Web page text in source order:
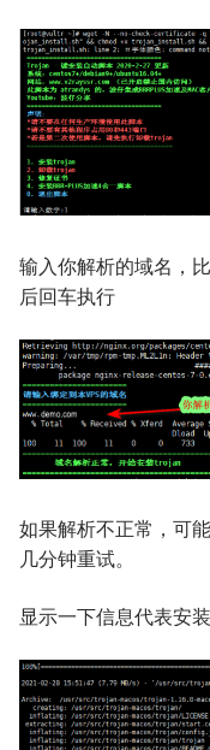
输入你解析的域名，
后回车执行
如果解析不正常，可
几分钟重试。
显示一下信息代表安